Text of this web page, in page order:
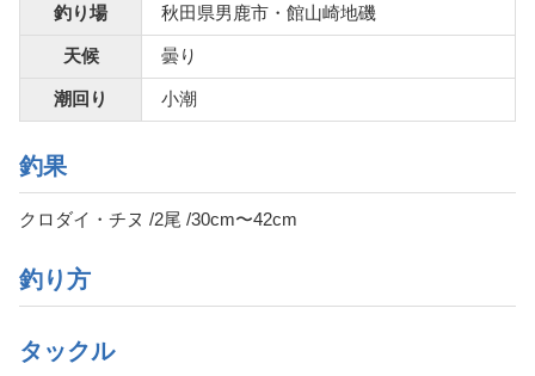
釣り場 秋田県男鹿市・館山崎地磯
天候 曇り
潮回り 小潮
釣果
クロダイ・チヌ /2尾 /30cm〜42cm
釣り方
タックル